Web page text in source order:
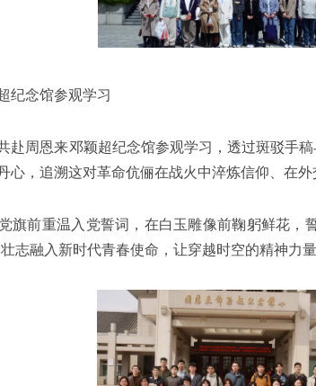
纪念馆参观学习
赴周恩来邓颖超纪念馆参观学习，透过斑驳手
心，追溯这对革命伉俪在战火中淬炼信仰、在外
旗前重温入党誓词，在白玉雕像前鞠躬鲜花，
志融入新时代青春使命，让穿越时空的精神力